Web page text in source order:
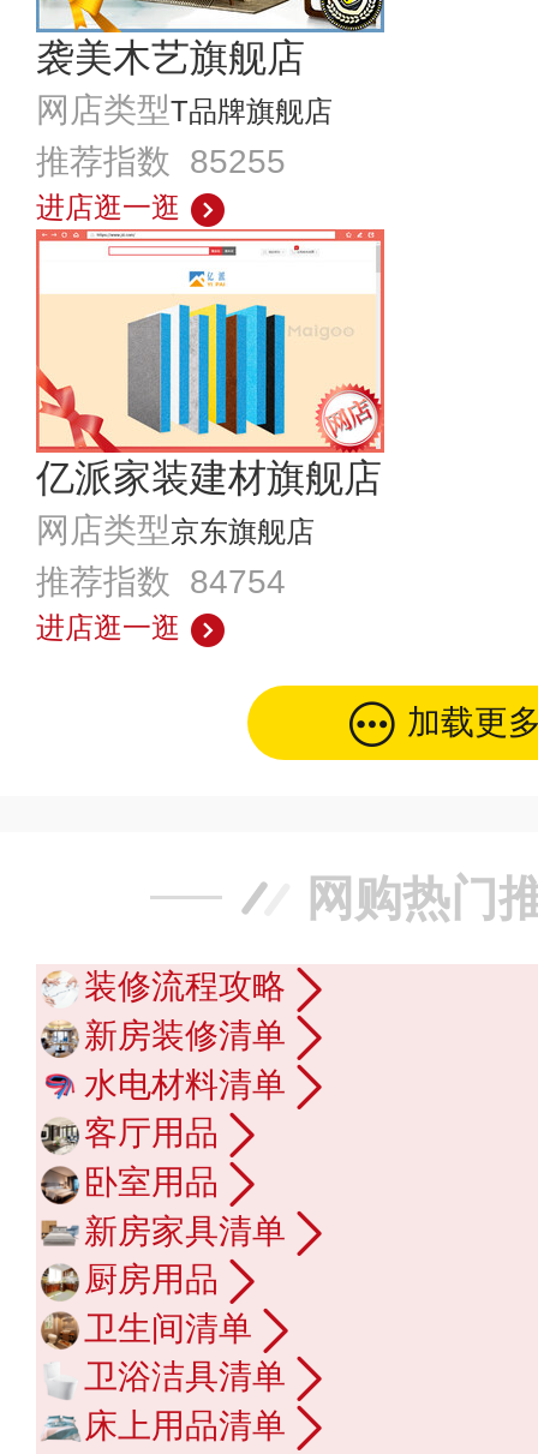
袭美木艺旗舰店
网店类型T品牌旗舰店
推荐指数 85255
进店逛一逛
亿派家装建材旗舰店
网店类型京东旗舰店
推荐指数 84754
进店逛一逛
加载更
网购热门
装修流程攻略
新房装修清单
水电材料清单
客厅用品
卧室用品
新房家具清单
厨房用品
卫生间清单
卫浴洁具清单
床上用品清单